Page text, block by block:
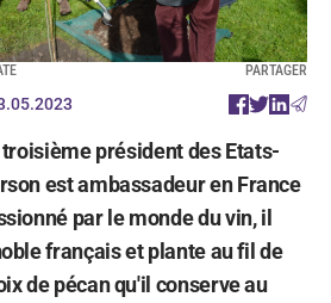
PARTAGER
président des Etats-
est ambassadeur en France
par le monde du vin, il
français et plante au fil de
de pécan qu'il conserve au